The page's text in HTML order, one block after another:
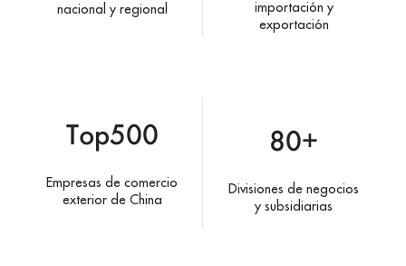
nacional y regional
importación y
exportación
Top500
Empresas de comercio
exterior de China
80+
Divisiones de negocios
y subsidiarias